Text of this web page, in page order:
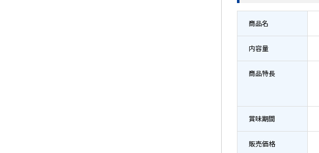
商品名
内容量
商品特長
賞味期間
販売価格